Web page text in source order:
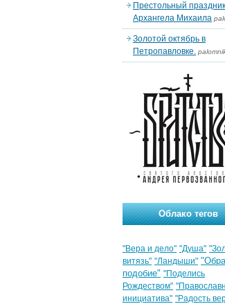
Престольный
Архангела Михаила
Золотой октябрь в
Петропавловке.
Облако тегов
"Вера и дело" "Душа"
витязь" "Ландыши"
подобие" "Поделись
Рождеством"
инициатива" "Радость